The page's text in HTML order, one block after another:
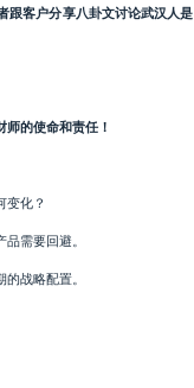
跟客户分享八卦文讨论武汉人是
的使命和责任！
变化？
需要回避。
战略配置。